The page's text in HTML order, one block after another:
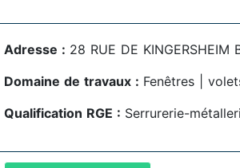
Adresse : 28 RUE DE KINGERSHEIM
Domaine de travaux : Fenêtres |
Qualification RGE : Serrurerie-